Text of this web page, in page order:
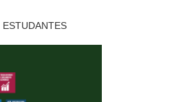
ESTUDANTES